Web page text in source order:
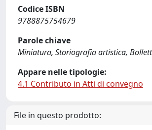
Codice ISBN
9788875754679
Parole chiave
Miniatura, Storiografia artistica,
Appare nelle tipologie:
4.1 Contributo in Atti di convegno
File in questo prodotto: